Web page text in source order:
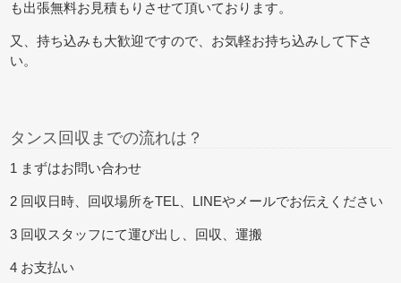
も出張無料お見積もりさせて頂いております。
又、持ち込みも大歓迎ですので、お気軽お持ち込みして下さ
い。
タンス回収までの流れは？
1 まずはお問い合わせ
2 回収日時、回収場所をTEL、LINEやメールでお伝えください
3 回収スタッフにて運び出し、回収、運搬
4 お支払い